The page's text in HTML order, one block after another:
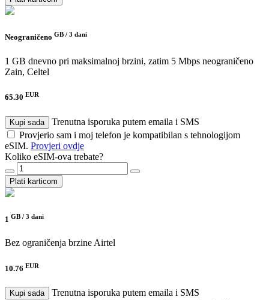
Neograničeno GB / 3 dani
1 GB dnevno pri maksimalnoj brzini, zatim 5 Mbps neograničeno
Zain, Celtel
65.30 EUR
Kupi sada
Trenutna isporuka putem emaila i SMS
Provjerio sam i moj telefon je kompatibilan s tehnologijom
eSIM. Provjeri ovdje
Koliko eSIM-ova trebate?
Plati karticom
1 GB / 3 dani
Bez ograničenja brzine Airtel
10.76 EUR
Kupi sada
Trenutna isporuka putem emaila i SMS